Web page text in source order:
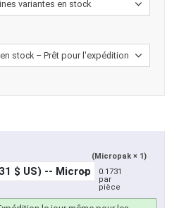
(Micropak × 1)
0.1731
par
pièce